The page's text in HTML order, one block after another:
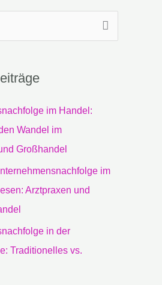
im Handel:
Wandel im
Großhandel
im
Arztpraxen und
in der
Traditionelles vs.